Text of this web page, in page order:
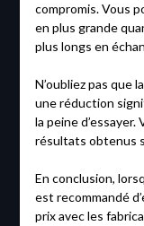
compromis. Vous
en plus grande
plus longs en
N’oubliez pas que
une réduction
la peine
résultats obtenus
En conclusion,
est recommandé
prix avec les